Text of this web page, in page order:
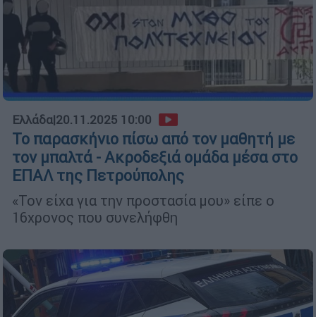
Ελλάδα|20.11.2025 10:00
Το παρασκήνιο πίσω από τον μαθητή με
τον μπαλτά - Ακροδεξιά ομάδα μέσα στο
ΕΠΑΛ της Πετρούπολης
«Τον είχα για την προστασία μου» είπε ο
16χρονος που συνελήφθη